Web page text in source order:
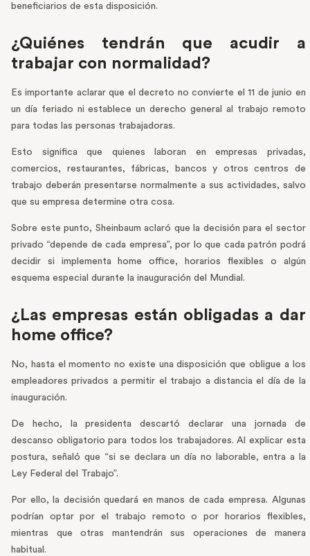
beneficiarios de esta disposición.
¿Quiénes tendrán que acudir a
trabajar con normalidad?
Es importante aclarar que el decreto no convierte el 11 de junio en
un día feriado ni establece un derecho general al trabajo remoto
para todas las personas trabajadoras.
Esto significa que quienes laboran en empresas privadas,
comercios, restaurantes, fábricas, bancos y otros centros de
trabajo deberán presentarse normalmente a sus actividades, salvo
que su empresa determine otra cosa.
Sobre este punto, Sheinbaum aclaró que la decisión para el sector
privado “depende de cada empresa”, por lo que cada patrón podrá
decidir si implementa home office, horarios flexibles o algún
esquema especial durante la inauguración del Mundial.
¿Las empresas están obligadas a dar
home office?
No, hasta el momento no existe una disposición que obligue a los
empleadores privados a permitir el trabajo a distancia el día de la
inauguración.
De hecho, la presidenta descartó declarar una jornada de
descanso obligatorio para todos los trabajadores. Al explicar esta
postura, señaló que “si se declara un día no laborable, entra a la
Ley Federal del Trabajo”.
Por ello, la decisión quedará en manos de cada empresa. Algunas
podrían optar por el trabajo remoto o por horarios flexibles,
mientras que otras mantendrán sus operaciones de manera
habitual.